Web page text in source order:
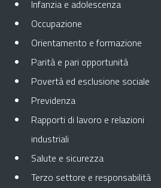
Infanzia e adolescenza
Occupazione
Orientamento e formazione
Parità e pari opportunità
Povertà ed esclusione sociale
Previdenza
Rapporti di lavoro e relazioni
industriali
Salute e sicurezza
Terzo settore e responsabilità